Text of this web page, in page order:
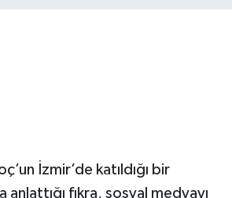
İzmir’de katıldığı bir
anlattığı fıkra, sosyal medyayı